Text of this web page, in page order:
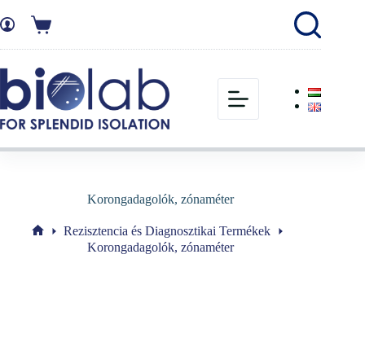
Korongadagolók, zónaméter
Rezisztencia és Diagnosztikai Termékek
Korongadagolók, zónaméter